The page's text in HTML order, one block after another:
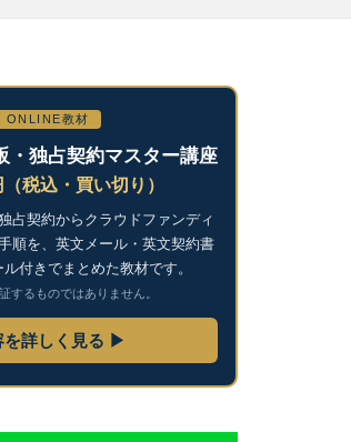
ONLINE教材
・独占契約マスター講座
税込・買い切り）
占契約からクラウドファンディ
順を、英文メール・英文契約書
付きでまとめた教材です。
するものではありません。
を詳しく見る ▶